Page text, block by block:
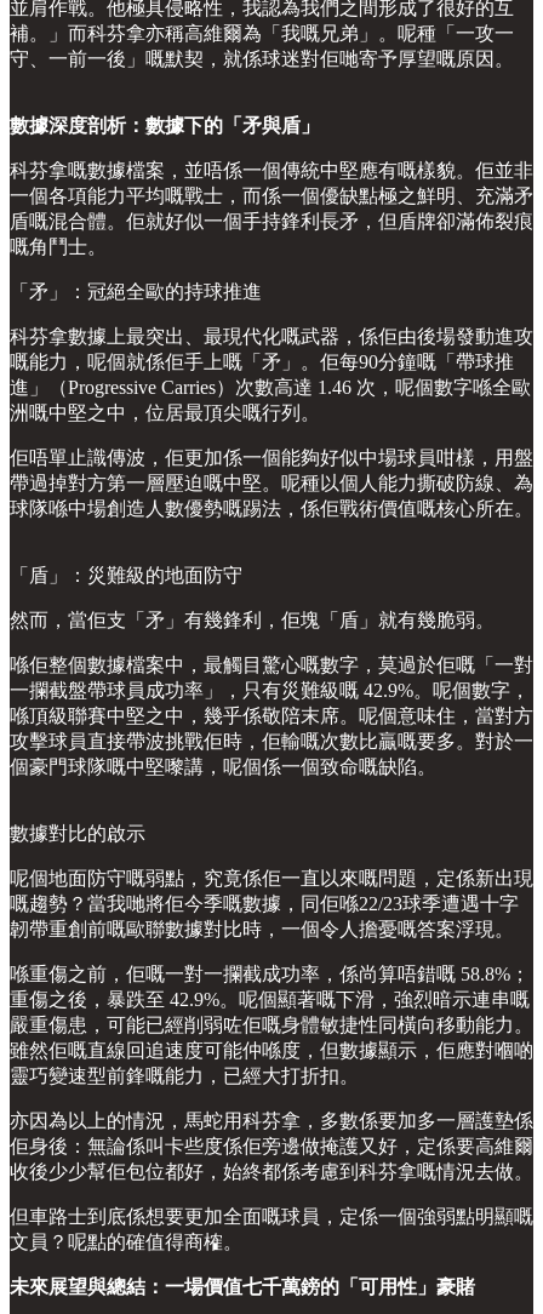
並肩作戰。他極具侵略性，我認為我們之間形成了很好的互
補。」而科芬拿亦稱高維爾為「我嘅兄弟」。呢種「一攻一
守、一前一後」嘅默契，就係球迷對佢哋寄予厚望嘅原因。
數據深度剖析：數據下的「矛與盾」
科芬拿嘅數據檔案，並唔係一個傳統中堅應有嘅樣貌。佢並非
一個各項能力平均嘅戰士，而係一個優缺點極之鮮明、充滿矛
盾嘅混合體。佢就好似一個手持鋒利長矛，但盾牌卻滿佈裂痕
嘅角鬥士。
「矛」：冠絕全歐的持球推進
科芬拿數據上最突出、最現代化嘅武器，係佢由後場發動進攻
嘅能力，呢個就係佢手上嘅「矛」。佢每90分鐘嘅「帶球推
進」（Progressive Carries）次數高達 1.46 次，呢個數字喺全歐
洲嘅中堅之中，位居最頂尖嘅行列。
佢唔單止識傳波，佢更加係一個能夠好似中場球員咁樣，用盤
帶過掉對方第一層壓迫嘅中堅。呢種以個人能力撕破防線、為
球隊喺中場創造人數優勢嘅踢法，係佢戰術價值嘅核心所在。
「盾」：災難級的地面防守
然而，當佢支「矛」有幾鋒利，佢塊「盾」就有幾脆弱。
喺佢整個數據檔案中，最觸目驚心嘅數字，莫過於佢嘅「一對
一攔截盤帶球員成功率」，只有災難級嘅 42.9%。呢個數字，
喺頂級聯賽中堅之中，幾乎係敬陪末席。呢個意味住，當對方
攻擊球員直接帶波挑戰佢時，佢輸嘅次數比贏嘅要多。對於一
個豪門球隊嘅中堅嚟講，呢個係一個致命嘅缺陷。
數據對比的啟示
呢個地面防守嘅弱點，究竟係佢一直以來嘅問題，定係新出現
嘅趨勢？當我哋將佢今季嘅數據，同佢喺22/23球季遭遇十字
韌帶重創前嘅歐聯數據對比時，一個令人擔憂嘅答案浮現。
喺重傷之前，佢嘅一對一攔截成功率，係尚算唔錯嘅 58.8%；
重傷之後，暴跌至 42.9%。呢個顯著嘅下滑，強烈暗示連串嘅
嚴重傷患，可能已經削弱咗佢嘅身體敏捷性同橫向移動能力。
雖然佢嘅直線回追速度可能仲喺度，但數據顯示，佢應對嗰啲
靈巧變速型前鋒嘅能力，已經大打折扣。
亦因為以上的情況，馬蛇用科芬拿，多數係要加多一層護墊係
佢身後：無論係叫卡些度係佢旁邊做掩護又好，定係要高維爾
收後少少幫佢包位都好，始終都係考慮到科芬拿嘅情況去做。
但車路士到底係想要更加全面嘅球員，定係一個強弱點明顯嘅
文員？呢點的確值得商榷。
未來展望與總結：一場價值七千萬鎊的「可用性」豪賭